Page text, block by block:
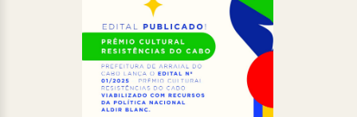
Ouvidoria | e-Sic
Acesso Institucional
Cursos
Programas